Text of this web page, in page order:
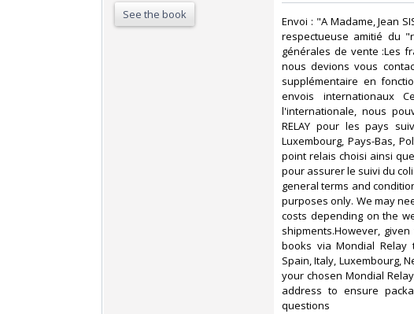
See the book
‎Envoi : "A Madame, Jean
respectueuse amitié du
générales de vente :Les
nous devions vous
supplémentaire en
envois internationaux
l'internationale, nous
RELAY pour les pays
Luxembourg, Pays-Bas,
point relais choisi ainsi
pour assurer le suivi du
general terms and
purposes only. We may
costs depending on the
shipments.However,
books via Mondial Relay
Spain, Italy, Luxembourg,
your chosen Mondial
address to ensure
questions‎